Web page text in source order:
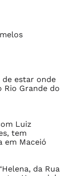
de estar onde
Rio Grande do
Luiz
tem
em Maceió
da Rua